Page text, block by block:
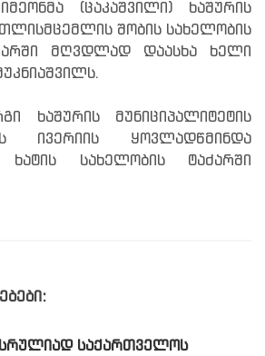
(ცაკაშვილი) ხაშურის
შობის სახელობის
მღვდლად დაასხა ხელი
ხაშურის მუნიციპალიტეტის
ივერიის ყოვლადწმინდა
ხატის სახელობის ტაძარში
ᲡᲠᲣᲚᲘᲐᲓ ᲡᲐᲥᲐᲠᲗᲕᲔᲚᲝᲡ